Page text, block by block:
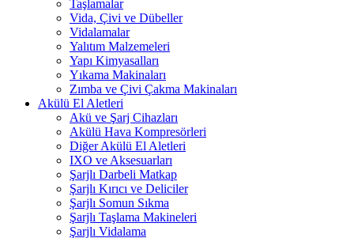
Taşlamalar
Vida, Çivi ve Dübeller
Vidalamalar
Yalıtım Malzemeleri
Yapı Kimyasalları
Yıkama Makinaları
Zımba ve Çivi Çakma Makinaları
Akülü El Aletleri
Akü ve Şarj Cihazları
Akülü Hava Kompresörleri
Diğer Akülü El Aletleri
IXO ve Aksesuarları
Şarjlı Darbeli Matkap
Şarjlı Kırıcı ve Deliciler
Şarjlı Somun Sıkma
Şarjlı Taşlama Makineleri
Şarjlı Vidalama